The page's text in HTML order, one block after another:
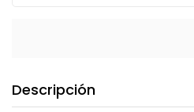
Descripción